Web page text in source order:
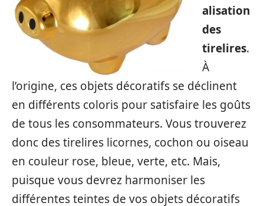
alisation
des
tirelires.
À
l’origine, ces objets décoratifs se déclinent
en différents coloris pour satisfaire les goûts
de tous les consommateurs. Vous trouverez
donc des tirelires licornes, cochon ou oiseau
en couleur rose, bleue, verte, etc. Mais,
puisque vous devrez harmoniser les
différentes teintes de vos objets décoratifs